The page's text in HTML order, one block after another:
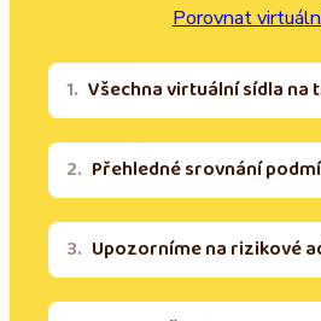
Porovnat
Všechna virtuální sídla na
Přehledné srovnání
Upozorníme na rizikové